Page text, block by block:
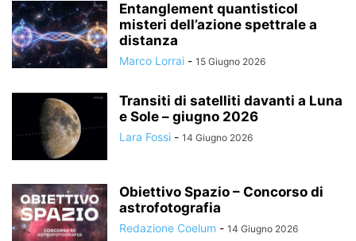
Entanglement quantisticoI
misteri dell’azione spettrale a
distanza
Marco Lorrai - 15 Giugno 2026
Transiti di satelliti davanti a Luna
e Sole – giugno 2026
Lara Fossi - 14 Giugno 2026
Obiettivo Spazio – Concorso di
astrofotografia
Redazione Coelum - 14 Giugno 2026